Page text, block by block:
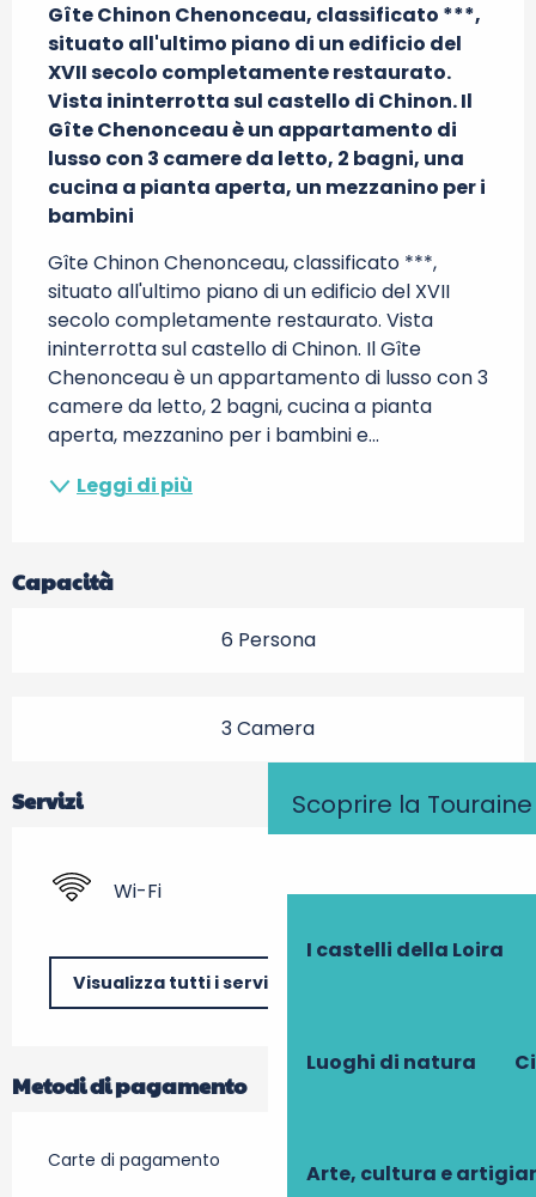
Scoprire la Touraine
I castelli della Loira
Luoghi di natura
Arte, cultura e
Gîte Chinon Chenonceau, classificato ***,
situato all'ultimo piano di un edificio del
XVII secolo completamente restaurato.
Vista ininterrotta sul castello di Chinon. Il
Gîte Chenonceau è un appartamento di
lusso con 3 camere da letto, 2 bagni, una
cucina a pianta aperta, un mezzanino per i
bambini
Gîte Chinon Chenonceau, classificato ***,
situato all'ultimo piano di un edificio del XVII
secolo completamente restaurato. Vista
ininterrotta sul castello di Chinon. Il Gîte
Chenonceau è un appartamento di lusso con 3
camere da letto, 2 bagni, cucina a pianta
aperta, mezzanino per i bambini e...
Leggi di più
Capacità
6 Persona
3 Camera
Servizi
Wi-Fi
Visualizza tutti i servizi
Metodi di pagamento
Carte di pagamento